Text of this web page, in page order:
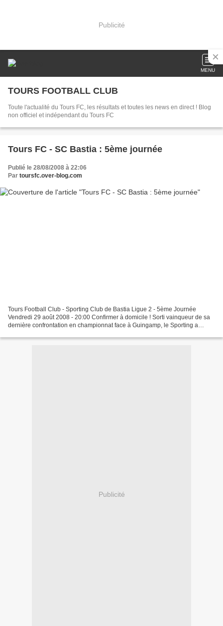
Publicité
MENU
TOURS FOOTBALL CLUB
Toute l'actualité du Tours FC, les résultats et toutes les news en direct ! Blog
non officiel et indépendant du Tours FC
Tours FC - SC Bastia : 5ème journée
Publié le 28/08/2008 à 22:06
Par toursfc.over-blog.com
Tours Football Club - Sporting Club de Bastia Ligue 2 - 5ème Journée
Vendredi 29 août 2008 - 20:00 Confirmer à domicile ! Sorti vainqueur de sa
dernière confrontation en championnat face à Guingamp, le Sporting a
Publicité